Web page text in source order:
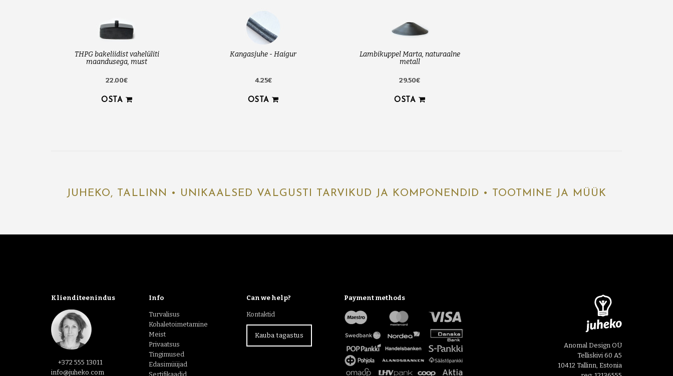
THPG bakeliidist vahelüliti
maandusega, must
22.00€
OSTA
Kangasjuhe - Haigur
4.25€
OSTA
Lambikuppel Marta, naturaalne
metall
29.50€
OSTA
JUHEKO, TALLINN • UNIKAALSED VALGUSTI TARVIKUD JA KOMPONENDID • TOOTMINE JA MÜÜK
Klienditeenindus
+372 555 13011
info@juheko.com
Info
Turvalisus
Kohaletoimetamine
Meist
Privaatsus
Tingimused
Edasimüüjad
Sertifikaadid
Can we help?
Kontaktid
Kauba tagastus
Payment methods
Anomal Design OÜ
Telliskivi 60 A5
10412 Tallinn, Estonia